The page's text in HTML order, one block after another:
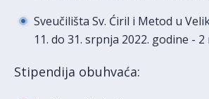
Sveučilišta Sv. Ćiril i Metod u
11. do 31. srpnja 2022. godine - 2
Stipendija obuhvaća: